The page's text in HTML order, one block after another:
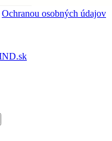
Ochranou osobných údajov